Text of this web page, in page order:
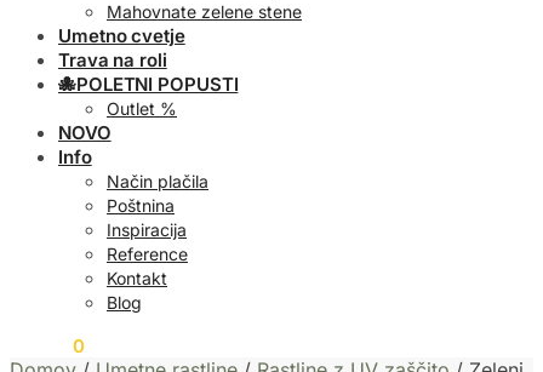
Mahovnate zelene stene
Umetno cvetje
Trava na roli
🐙POLETNI POPUSTI
Outlet %
NOVO
Info
Način plačila
Poštnina
Inspiracija
Reference
Kontakt
Blog
0